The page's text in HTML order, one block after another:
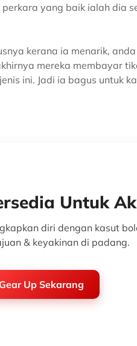
yang baik ialah dia
kerana ia menarik,
mereka membayar
ini. Jadi ia bagus untuk
Untuk
diri dengan kasut
& keyakinan di padang.
Gear Up Sekarang